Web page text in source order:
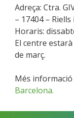
Adreça: Ctra.
– 17404 –
Horaris:
El centre
de març.
Més informació
Barcelona.